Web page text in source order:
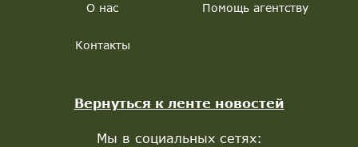
О нас Помощь агентству
Контакты
Вернуться к ленте новостей
Мы в социальных сетях: